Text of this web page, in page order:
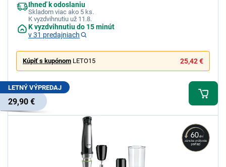
Ihneď k odoslaniu
Skladom viac ako 5 ks.
K vyzdvihnutiu už 11.8.
K vyzdvihnutiu do 15 minút
v 31 predajniach
Kúpiť s kupónom LETO15 25,42 €
LETNÝ VÝPREDAJ
29,90 €